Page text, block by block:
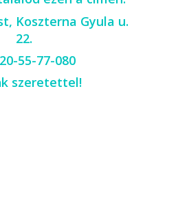
Koszterna Gyula u.
22.
55-77-080
szeretettel!